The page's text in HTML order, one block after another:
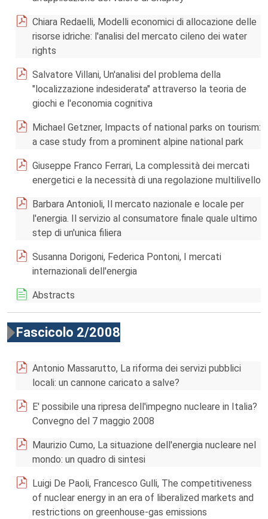
Chiara Redaelli, Modelli economici di allocazione delle
risorse idriche: l'analisi del mercato cileno dei water
rights
Salvatore Villani, Un'analisi del problema della
"localizzazione indesiderata" attraverso la teoria de
giochi e l'economia cognitiva
Michael Getzner, Impacts of national parks on tourism:
a case study from a prominent alpine national park
Giuseppe Franco Ferrari, La complessità dei mercati
energetici e la necessità di una regolazione multilivello
Barbara Antonioli, Il mercato nazionale e locale per
l'energia. Il servizio al consumatore finale quale ultimo
step di un'unica filiera
Susanna Dorigoni, Federica Pontoni, I mercati
internazionali dell'energia
Abstracts
Fascicolo 2/2008
Antonio Massarutto, La riforma dei servizi pubblici
locali: un cannone caricato a salve?
E' possibile una ripresa dell'impegno nucleare in Italia?
Convegno del 7 maggio 2008
Maurizio Cumo, La situazione dell'energia nucleare nel
mondo: un quadro di sintesi
Luigi De Paoli, Francesco Gulli, The competitiveness
of nuclear energy in an era of liberalized markets and
restrictions on greenhouse-gas emissions